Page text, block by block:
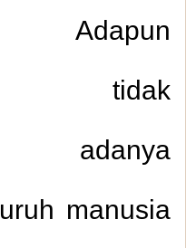
Adapun
tidak
adanya
manusia